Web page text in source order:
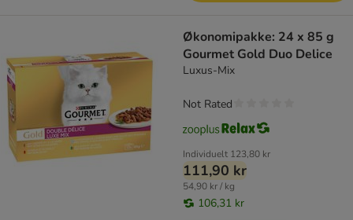
Økonomipakke: 24 x 85 g
Gourmet Gold Duo Delice
Luxus-Mix
Individuelt 123,80 kr
111,90 kr
54,90 kr / kg
106,31 kr
Not Rated